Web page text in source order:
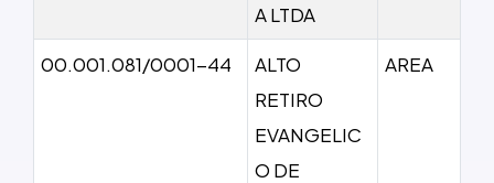
A LTDA
00.001.081/0001-44
ALTO
RETIRO
EVANGELIC
O DE
AREA